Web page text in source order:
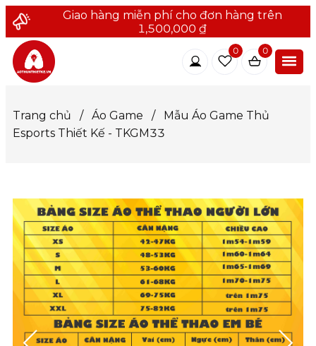
Giao hàng miễn phí cho đơn hàng trên
1,500,000 ₫
0 0
Trang chủ / Áo Game /
Mẫu Áo Game Thủ
Esports Thiết Kế - TKGM33